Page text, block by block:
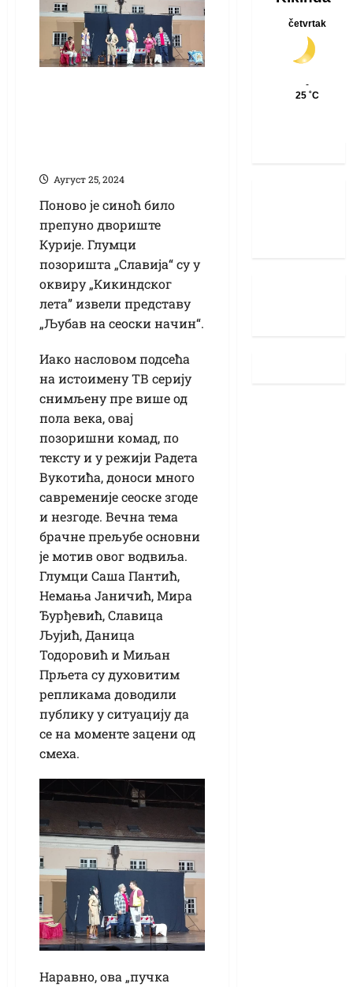
Аугуст 25, 2024
Поново је синоћ било
препуно двориште
Курије. Глумци
позоришта „Славија“ су у
оквиру „Кикиндског
лета” извели представу
„Љубав на сеоски начин“.
Иако насловом подсећа
на истоимену ТВ серију
снимљену пре више од
пола века, овај
позоришни комад, по
тексту и у режији Радета
Вукотића, доноси много
савременије сеоске згоде
и незгоде. Вечна тема
брачне прељубе основни
је мотив овог водвиља.
Глумци Саша Пантић,
Немања Јаничић, Мира
Ђурђевић, Славица
Љујић, Даница
Тодоровић и Миљан
Прљета су духовитим
репликама доводили
публику у ситуацију да
се на моменте зацени од
смеха.
Наравно, ова „пучка